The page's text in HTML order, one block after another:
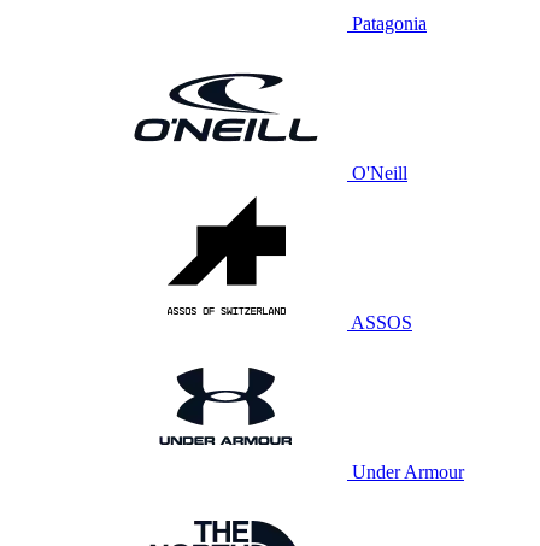
Patagonia
O'Neill
ASSOS
Under Armour